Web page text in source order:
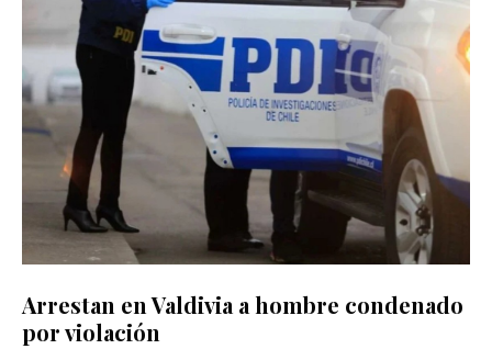
Arrestan en Valdivia a hombre condenado
por violación